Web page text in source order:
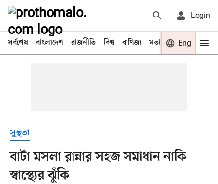
Login
সর্বশেষ বাংলাদেশ রাজনীতি বিশ্ব বাণিজ্য মতামত খেলা
Eng
সুস্থতা
বাটা মসলা রান্নার সহজ সমাধান নাকি
স্বাস্থ্যের ঝুঁকি